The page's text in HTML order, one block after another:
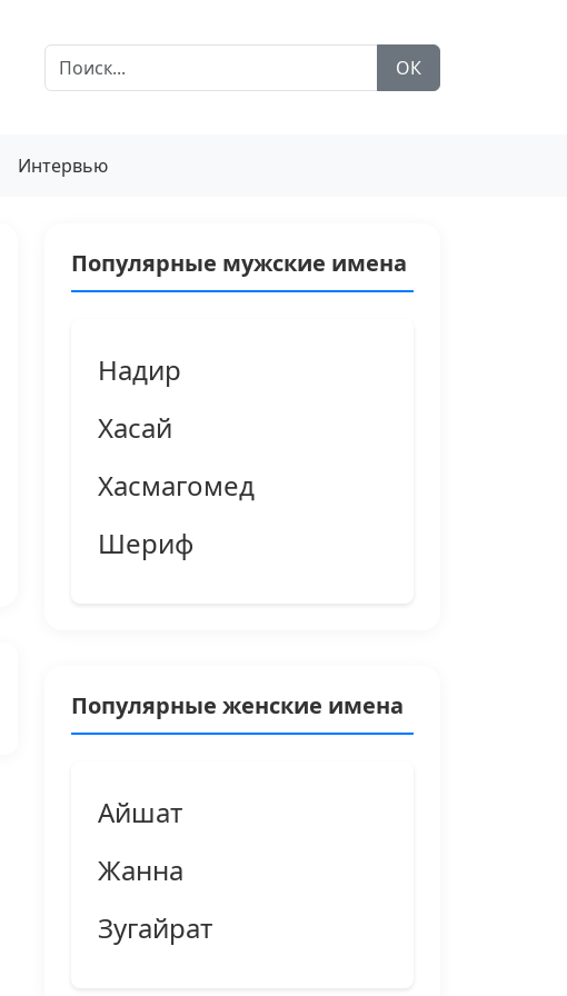
ОК
Интервью
Популярные мужские имена
Надир
Хасай
Хасмагомед
Шериф
Популярные женские имена
Айшат
Жанна
Зугайрат